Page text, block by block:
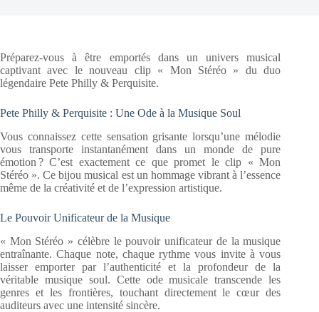
Préparez-vous à être emportés dans un univers musical
captivant avec le nouveau clip « Mon Stéréo » du duo
légendaire Pete Philly & Perquisite.
Pete Philly & Perquisite : Une Ode à la Musique Soul
Vous connaissez cette sensation grisante lorsqu’une mélodie
vous transporte instantanément dans un monde de pure
émotion ? C’est exactement ce que promet le clip « Mon
Stéréo ». Ce bijou musical est un hommage vibrant à l’essence
même de la créativité et de l’expression artistique.
Le Pouvoir Unificateur de la Musique
« Mon Stéréo » célèbre le pouvoir unificateur de la musique
entraînante. Chaque note, chaque rythme vous invite à vous
laisser emporter par l’authenticité et la profondeur de la
véritable musique soul. Cette ode musicale transcende les
genres et les frontières, touchant directement le cœur des
auditeurs avec une intensité sincère.